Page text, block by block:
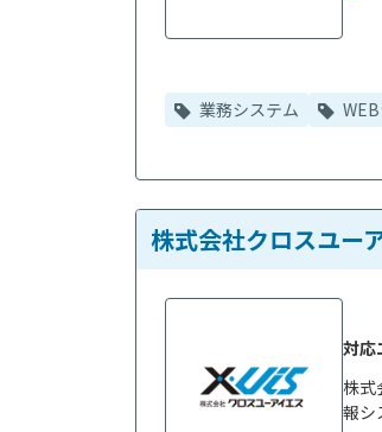
業務システム
株式会社クロスユー
株式
報シ
対応